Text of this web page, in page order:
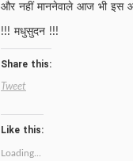
और नहीं माननेवाले आज भी इस
!!! मधुसुदन !!!
Share this:
Tweet
Like this:
Loading...